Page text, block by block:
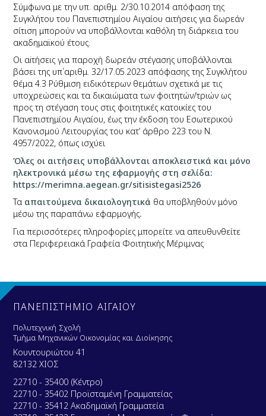
Σύμφωνα με την υπ. αριθμ. 2/30.10.2014 απόφαση της
Συγκλήτου του Πανεπιστημίου Αιγαίου αιτήσεις για δωρεάν
σίτιση μπορούν να υποβάλλονται καθόλη τη διάρκεια του
ακαδημαϊκού έτους.
Οι αiτήσεις για παροχή δωρεάν στέγασης υποβάλλονται
βάσει της υπ΄αριθμ. 32/17.05.2023 απόφασης της Συγκλήτου
θέμα 4.3 Ρύθμιση ειδικότερων θεμάτων σχετικά με τις
υποχρεώσεις και τα δικαιώματα των φοιτητών/τριών ως
προς τη στέγαση τους στις φοιτητικές κατοικίες του
Πανεπιστημίου Αιγαίου, έως την έκδοση του Εσωτερικού
Κανονισμού Λειτουργίας του κατ’ άρθρο 223 του Ν.
4957/2022, όπως ισχύει
Όλες οι αιτήσεις υποβάλλονται αποκλειστικά και μόνο
ηλεκτρονικά μέσω της εφαρμογής στη σελίδα:
https://merimna.aegean.gr/sitisistegasi2526
Τα απαιτούμενα δικαιολογητικά θα υποβληθούν μόνο
μέσω της παραπάνω εφαρμογής.
Για περισσότερες πληροφορίες μπορείτε να απευθυνθείτε
στα Περιφερειακά Γραφεία Φοιτητικής Μέριμνας
ΠΑΝΕΠΙΣΤΗΜΙΟ ΑΙΓΑΙΟΥ
Πολυτεχνική Σχολή
Τμήμα Μηχανικών Οικονομίας και Διοίκησης
Κουντουριώτου 41
82132 ΧΙΟΣ
22710 - 35400 (Κέντρο)
22710 - 35402 Προϊσταμένη Γραμματείας
22710 - 35412 Ακαδημαϊκή Γραμματεία